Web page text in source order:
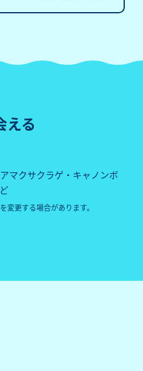
える
マクサクラゲ・キャノンボ
変更する場合があります。